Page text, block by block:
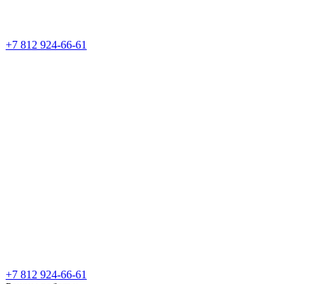
+7 812 924-66-61
+7 812 924-66-61